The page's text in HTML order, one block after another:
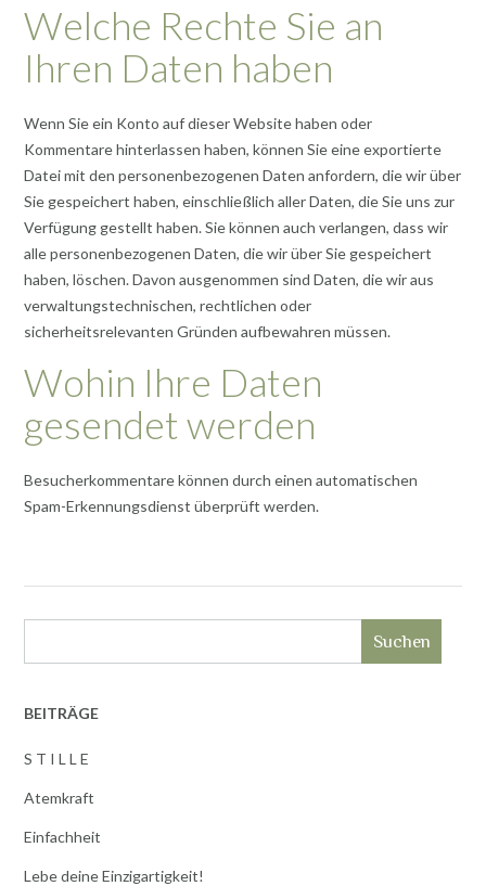
Welche Rechte Sie an
Ihren Daten haben
Wenn Sie ein Konto auf dieser Website haben oder
Kommentare hinterlassen haben, können Sie eine exportierte
Datei mit den personenbezogenen Daten anfordern, die wir über
Sie gespeichert haben, einschließlich aller Daten, die Sie uns zur
Verfügung gestellt haben. Sie können auch verlangen, dass wir
alle personenbezogenen Daten, die wir über Sie gespeichert
haben, löschen. Davon ausgenommen sind Daten, die wir aus
verwaltungstechnischen, rechtlichen oder
sicherheitsrelevanten Gründen aufbewahren müssen.
Wohin Ihre Daten
gesendet werden
Besucherkommentare können durch einen automatischen
Spam-Erkennungsdienst überprüft werden.
Suchen
BEITRÄGE
S T I L L E
Atemkraft
Einfachheit
Lebe deine Einzigartigkeit!